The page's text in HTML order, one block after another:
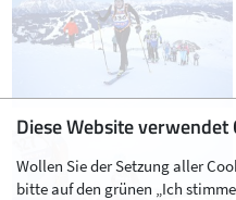
Diese Website verwendet
Wollen Sie der Setzung aller
bitte auf den grünen „Ich